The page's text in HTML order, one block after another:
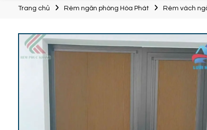
Trang chủ Rèm ngăn phòng Hòa Phát Rèm vách